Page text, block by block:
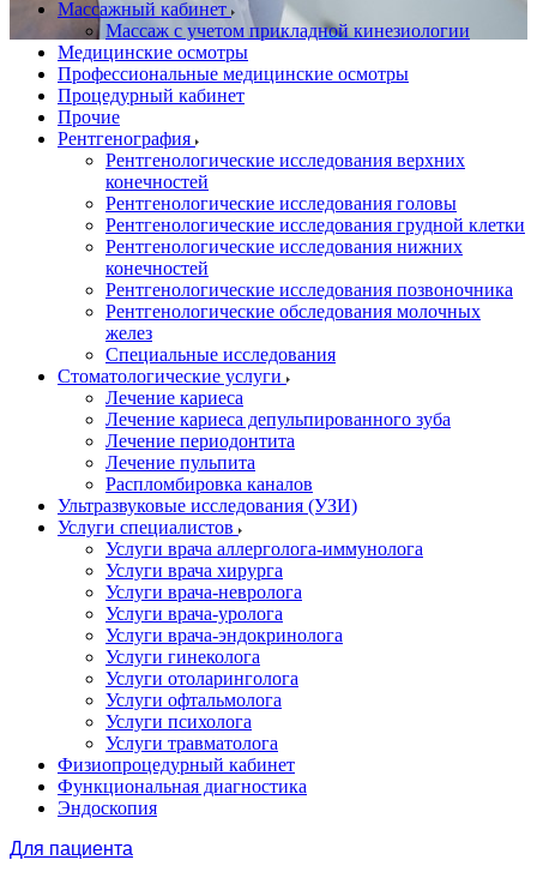
Массажный кабинет
Массаж с учетом прикладной кинезиологии
Медицинские осмотры
Профессиональные медицинские осмотры
Процедурный кабинет
Прочие
Рентгенография
Рентгенологические исследования верхних
конечностей
Рентгенологические исследования головы
Рентгенологические исследования грудной клетки
Рентгенологические исследования нижних
конечностей
Рентгенологические исследования позвоночника
Рентгенологические обследования молочных
желез
Специальные исследования
Стоматологические услуги
Лечение кариеса
Лечение кариеса депульпированного зуба
Лечение периодонтита
Лечение пульпита
Распломбировка каналов
Ультразвуковые исследования (УЗИ)
Услуги специалистов
Услуги врача аллерголога-иммунолога
Услуги врача хирурга
Услуги врача-невролога
Услуги врача-уролога
Услуги врача-эндокринолога
Услуги гинеколога
Услуги отоларинголога
Услуги офтальмолога
Услуги психолога
Услуги травматолога
Физиопроцедурный кабинет
Функциональная диагностика
Эндоскопия
Для пациента